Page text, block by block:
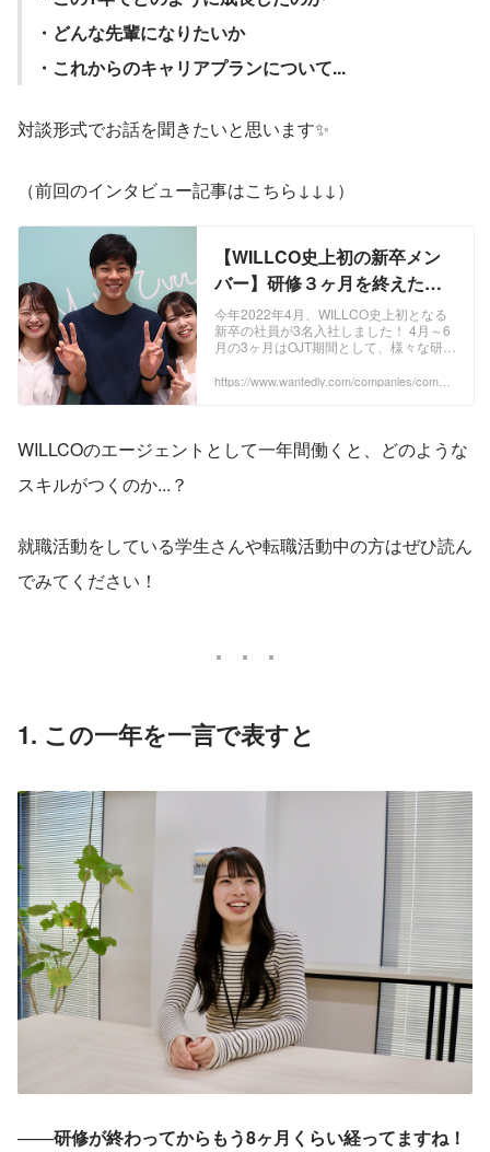
・どんな先輩になりたいか
・これからのキャリアプランについて...
対談形式でお話を聞きたいと思います✨
（前回のインタビュー記事はこちら↓↓↓）
【WILLCO史上初の新卒メン
バー】研修３ヶ月を終えた感
想について聞いてみました！ |
株式会社WILLCO
今年2022年4月、WILLCO史上初となる
新卒の社員が3名入社しました！ 4月～6
月の3ヶ月はOJT期間として、様々な研修
の新卒メンバー3名に『3ヶ月間の研修を
3名のプロフィールからご紹介します！
...
https://www.wantedly.com/companies/compa
WILLCOのエージェントとして一年間働くと、どのような
スキルがつくのか...？
就職活動をしている学生さんや転職活動中の方はぜひ読ん
でみてください！
1. この一年を一言で表すと
───研修が終わってからもう8ヶ月くらい経ってますね！